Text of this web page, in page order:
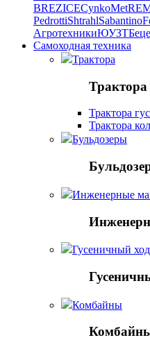
BREZICECynkoMet
PedrottiShtrahlSabantino
АгротехникиЮУЗТ
Самоходная техника
Трактора
Трактора
Трактора
Трактора
Бульдозеры
Инженерные
Гусеничный ход
Комбайны